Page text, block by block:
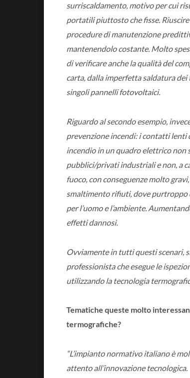
surriscaldamento, motivo per cui
portatili piuttosto che fisse.
procedure di manutenzione
mantenendolo costante. Molto
di verificare anche la qualità del
carta, dalla imperfetta saldatura
singoli pannelli fotovoltaici.
Riguardo al secondo esempio,
prevenzione incendi: i contatti lenti
incendio in un quadro elettrico
pubblici/privati industriali e non, a
fuoco, con conseguenze molto
smaltimento rifiuti, dove purtroppo
per l’uomo e l’ambiente.
effetti dannosi.
Ovviamente in tutti questi scenari,
professionista che esegue le
utilizzando la tecnologia
Tematiche queste molto
termografiche?
“L’impianto normativo italiano è
attento all’innovazione tecnologica.